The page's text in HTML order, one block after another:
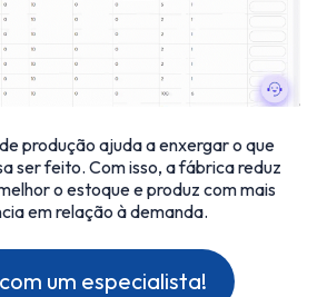
produção ajuda a enxergar o que
ser feito. Com isso, a fábrica reduz
o estoque e produz com mais
em relação à demanda.
um especialista!